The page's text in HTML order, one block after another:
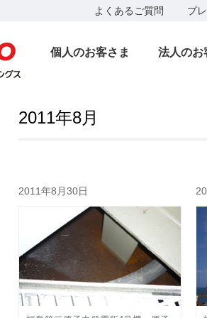
よくあるご質問 プ
個人のお客さま 法人のお
2011年8月
2011年8月30日